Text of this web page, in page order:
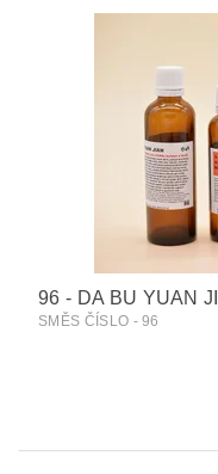
96 - DA BU YUAN
SMĚS ČÍSLO - 96